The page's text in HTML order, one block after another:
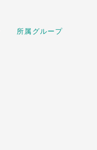
所属グループ